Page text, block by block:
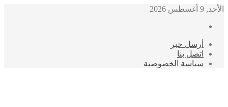
الأحد, 9 أغسطس 2026
أرسل خبر
اتصل بنا
سياسة الخصوصية